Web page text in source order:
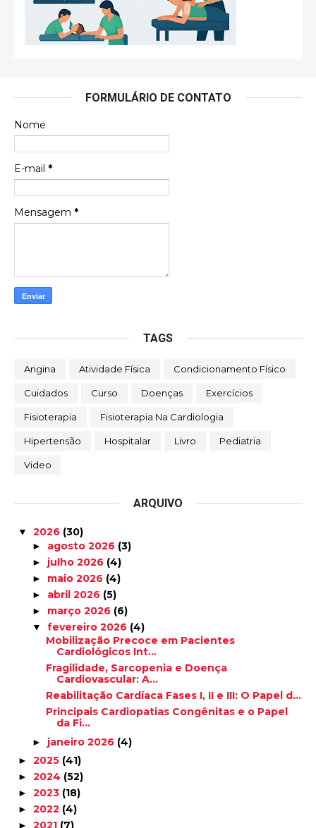
FORMULÁRIO DE CONTATO
Nome
E-mail *
Mensagem *
TAGS
Angina Atividade Física Condicionamento Físico
Cuidados Curso Doenças Exercícios
Fisioterapia Fisioterapia Na Cardiologia
Hipertensão Hospitalar Livro Pediatria
Video
ARQUIVO
▼ 2026 (30)
► agosto 2026 (3)
► julho 2026 (4)
► maio 2026 (4)
► abril 2026 (5)
► março 2026 (6)
▼ fevereiro 2026 (4)
Mobilização Precoce em Pacientes
Cardiológicos Int...
Fragilidade, Sarcopenia e Doença
Cardiovascular: A...
Reabilitação Cardíaca Fases I, II e III: O Papel d...
Principais Cardiopatias Congênitas e o Papel
da Fi...
► janeiro 2026 (4)
► 2025 (41)
► 2024 (52)
► 2023 (18)
► 2022 (4)
► 2021 (7)